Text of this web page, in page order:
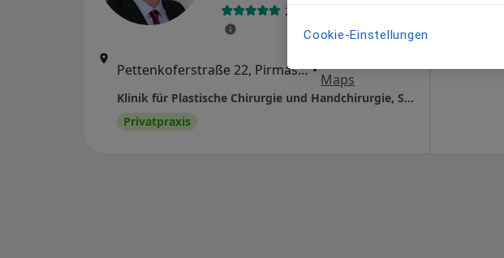
2 Bewertungen
Pettenkoferstraße 22, Pirmasens •
Maps
Klinik für Plastische Chirurgie und Handchirurgie, Städtisches Krankenhaus Pirmasens
Privatpraxis
Cookie-Einstellungen